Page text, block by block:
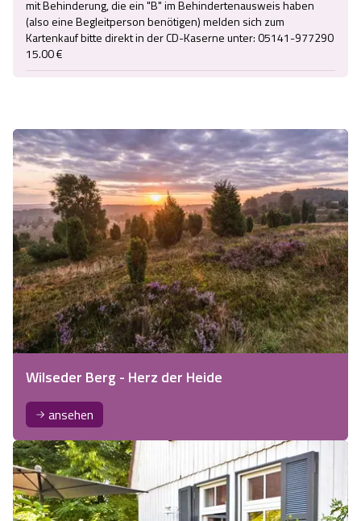
mit Behinderung, die ein "B" im Behindertenausweis haben
(also eine Begleitperson benötigen) melden sich zum
Kartenkauf bitte direkt in der CD-Kaserne unter: 05141-977290
15.00 €
Wilseder Berg - Herz der Heide
ansehen